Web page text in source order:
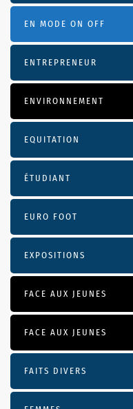
EN MODE ON OFF
ENTREPRENEUR
ENVIRONNEMENT
EQUITATION
ÉTUDIANT
EURO FOOT
EXPOSITIONS
FACE AUX JEUNES
FACE AUX JEUNES
FAITS DIVERS